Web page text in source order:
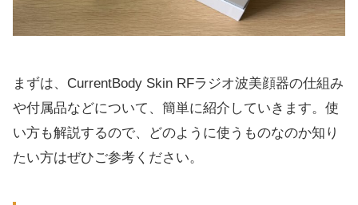
継続することで肌のハリがアップする
2年間の保証がついてくる
る点をレビュー
すぐには効果を実感できない
まずは、CurrentBody Skin RFラジオ波美顔器の仕組み
や付属品などについて、簡単に紹介していきます。使
い方も解説するので、どのように使うものなのか知り
たい方はぜひご参考ください。